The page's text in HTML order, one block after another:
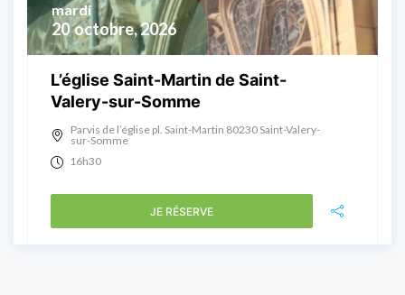
20 octobre, 2026
mardi
L’église Saint-Martin de Saint-
Valery-sur-Somme
Parvis de l’église pl. Saint-Martin 80230 Saint-Valery-
sur-Somme
16h30
JE RÉSERVE